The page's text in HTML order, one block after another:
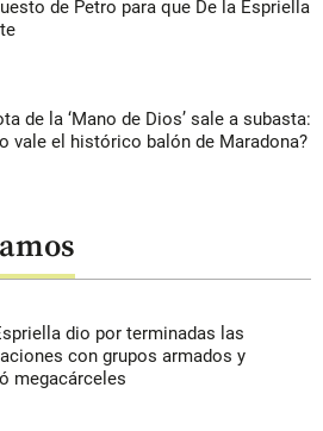
de Petro para que De la Espriella
de la ‘Mano de Dios’ sale a subasta:
vale el histórico balón de Maradona?
dio por terminadas las
con grupos armados y
megacárceles